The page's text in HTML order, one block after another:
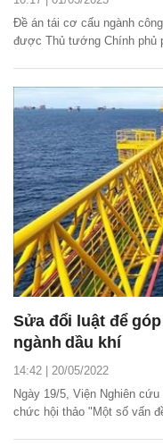
Đề án tái cơ cấu ngành
được Thủ tướng Chính phủ
Sửa đổi luật để
ngành dầu khí
14:42 | 20/05/2022
Ngày 19/5, Viện Nghiên
chức hội thảo "Một số vấn